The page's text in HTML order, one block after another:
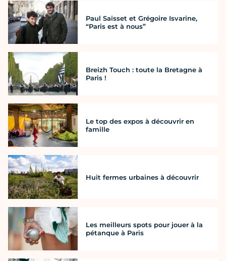
Paul Saïsset et Grégoire Isvarine,
“Paris est à nous”
Breizh Touch : toute la Bretagne à
Paris !
Le top des expos à découvrir en
famille
Huit fermes urbaines à découvrir
Les meilleurs spots pour jouer à la
pétanque à Paris